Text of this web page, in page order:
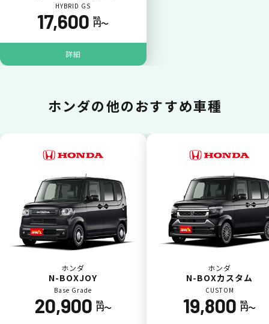
一括払いが可能
いままで難しかったカーリースの利用料金を
一括（一回）払いで可能。
ポイントが貯まる
カーリース料金をカードで支払えるので、ポ
イントが貯まります。
HYBRID GS
17,600 税込
円〜
詳細
ホンダの他のおすすめ車種
ホンダ
N-BOXJOY
Base Grade
20,900 税込
円〜
ホンダ
N-BOXカスタム
CUSTOM
19,800 税込
円〜